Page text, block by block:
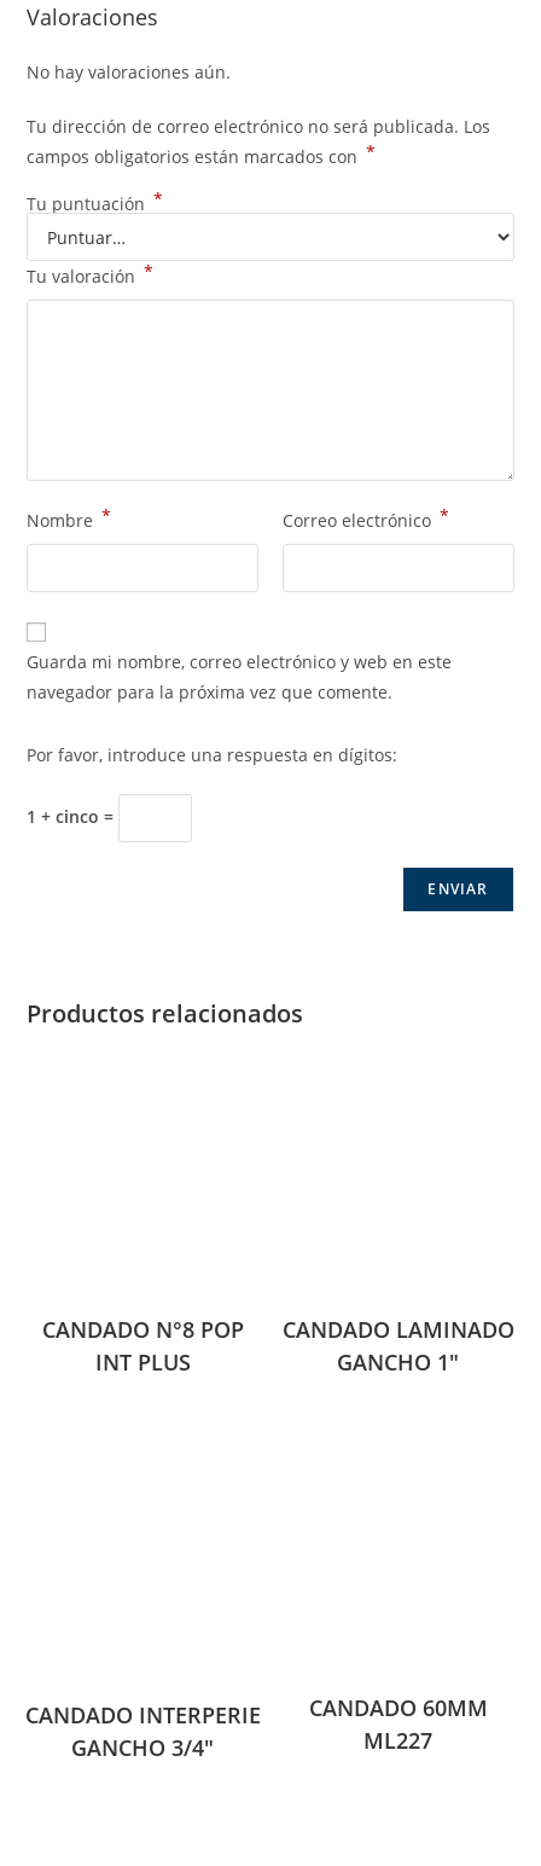
Valoraciones
No hay valoraciones aún.
Tu dirección de correo electrónico no será publicada. Los
campos obligatorios están marcados con *
Tu puntuación *
Tu valoración *
Nombre * Correo electrónico *
Guarda mi nombre, correo electrónico y web en este
navegador para la próxima vez que comente.
Por favor, introduce una respuesta en dígitos:
1 + cinco =
Productos relacionados
CANDADO N°8 POP
INT PLUS
CANDADO LAMINADO
GANCHO 1″
CANDADO INTERPERIE
GANCHO 3/4″
CANDADO 60MM
ML227